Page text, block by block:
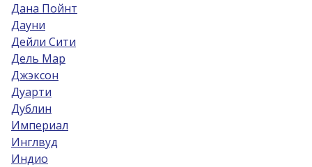
Дана Пойнт
Дауни
Дейли Сити
Дель Мар
Джэксон
Дуарти
Дублин
Империал
Инглвуд
Индио